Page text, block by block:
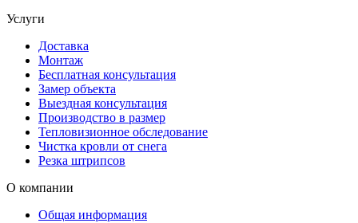
Услуги
Доставка
Монтаж
Бесплатная консультация
Замер объекта
Выездная консультация
Производство в размер
Тепловизионное обследование
Чистка кровли от снега
Резка штрипсов
О компании
Общая информация